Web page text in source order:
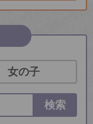
女の子
検索